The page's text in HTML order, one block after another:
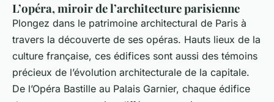
L’opéra, miroir de l’architecture parisienne
Plongez dans le patrimoine architectural de Paris à
travers la découverte de ses opéras. Hauts lieux de la
culture française, ces édifices sont aussi des témoins
précieux de l’évolution architecturale de la capitale.
De l’Opéra Bastille au Palais Garnier, chaque édifice